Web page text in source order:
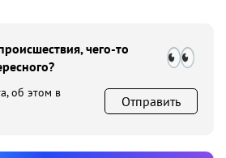
чего-то
об этом в
Отправить